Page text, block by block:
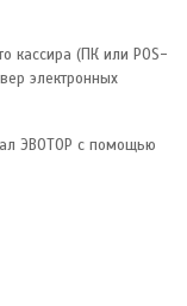
кассира (ПК или POS-
электронных
ЭВОТОР с помощью